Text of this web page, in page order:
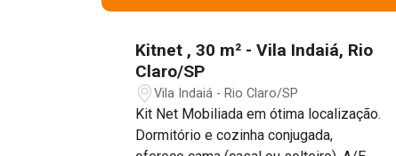
Kitnet , 30 m² - Vila Indaiá, Rio
Claro/SP
Vila Indaiá - Rio Claro/SP
Kit Net Mobiliada em ótima localização.
Dormitório e cozinha conjugada,